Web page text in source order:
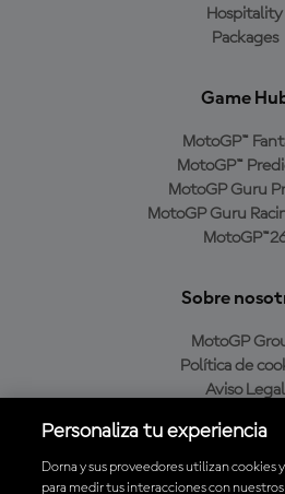
Hospitality
Packages
Game
MotoGP™
MotoGP™
MotoGP Guru
MotoGP Guru
Sobre
MotoGP
Política de
Aviso Legal
Política de
Personaliza tu experiencia
Dorna y sus proveedores utilizan cookies
para medir tus interacciones con